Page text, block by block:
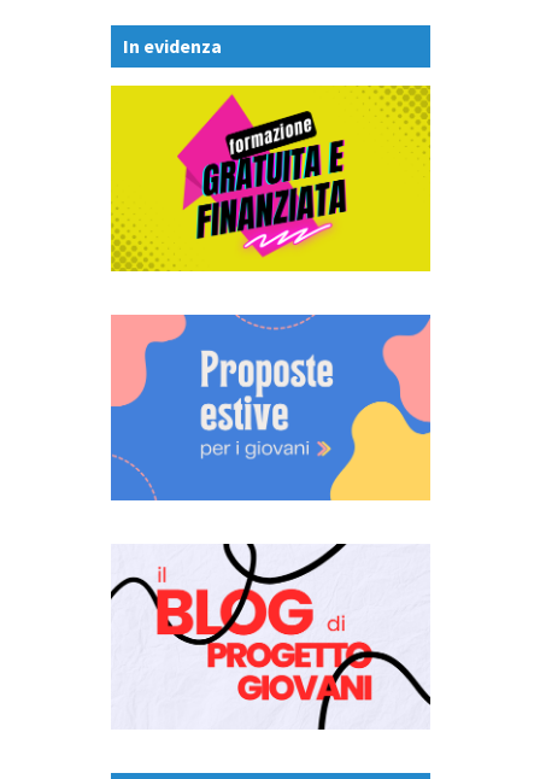
In evidenza